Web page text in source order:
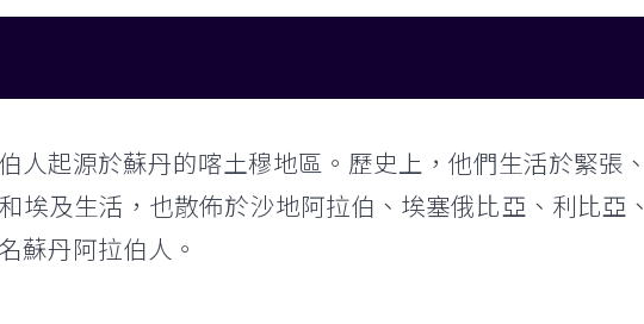
人起源於蘇丹的喀土穆地區。歷史上，他們生活於緊張
埃及生活，也散佈於沙地阿拉伯、埃塞俄比亞、利比亞
蘇丹阿拉伯人。